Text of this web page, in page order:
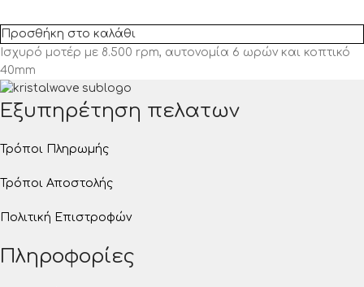
Προσθήκη στο καλάθι
Ισχυρό μοτέρ με 8.500 rpm, αυτονομία 6 ωρών και κοπτικό
40mm
Εξυπηρέτηση πελατων
Τρόποι Πληρωμής
Τρόποι Αποστολής
Πολιτική Επιστροφών
Πληροφορίες